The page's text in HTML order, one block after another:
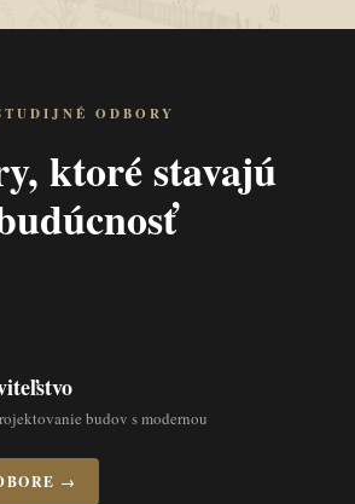
ODBORY
ktoré stavajú
budov s modernou
→